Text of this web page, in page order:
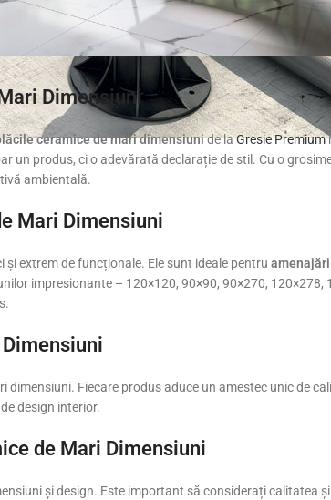
Dimensiuni
ceramice de mari dimensiunide laGresie Premium
un produs, ci o adevărată declarație de stil. Cu o
ambientală.
Mari Dimensiuni
și extrem de funcționale. Ele sunt ideale pentru
impresionante – 120×120, 90×90, 90×270, 120×278,
dimensiuni. Fiecare produs aduce un amestec unic de
design interior.
de Mari Dimensiuni
și design. Este important să considerați calitatea